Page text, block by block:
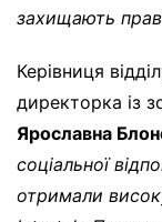
захищають
Керівниця
директорка із
Ярославна
соціальної
отримали